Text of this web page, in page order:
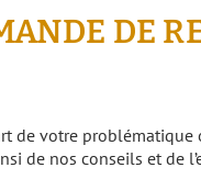
DE
de votre
de nos conseils et de